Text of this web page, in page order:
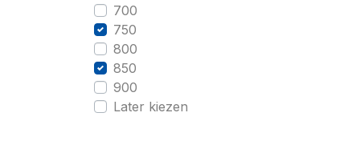
700
750
800
850
900
Later kiezen